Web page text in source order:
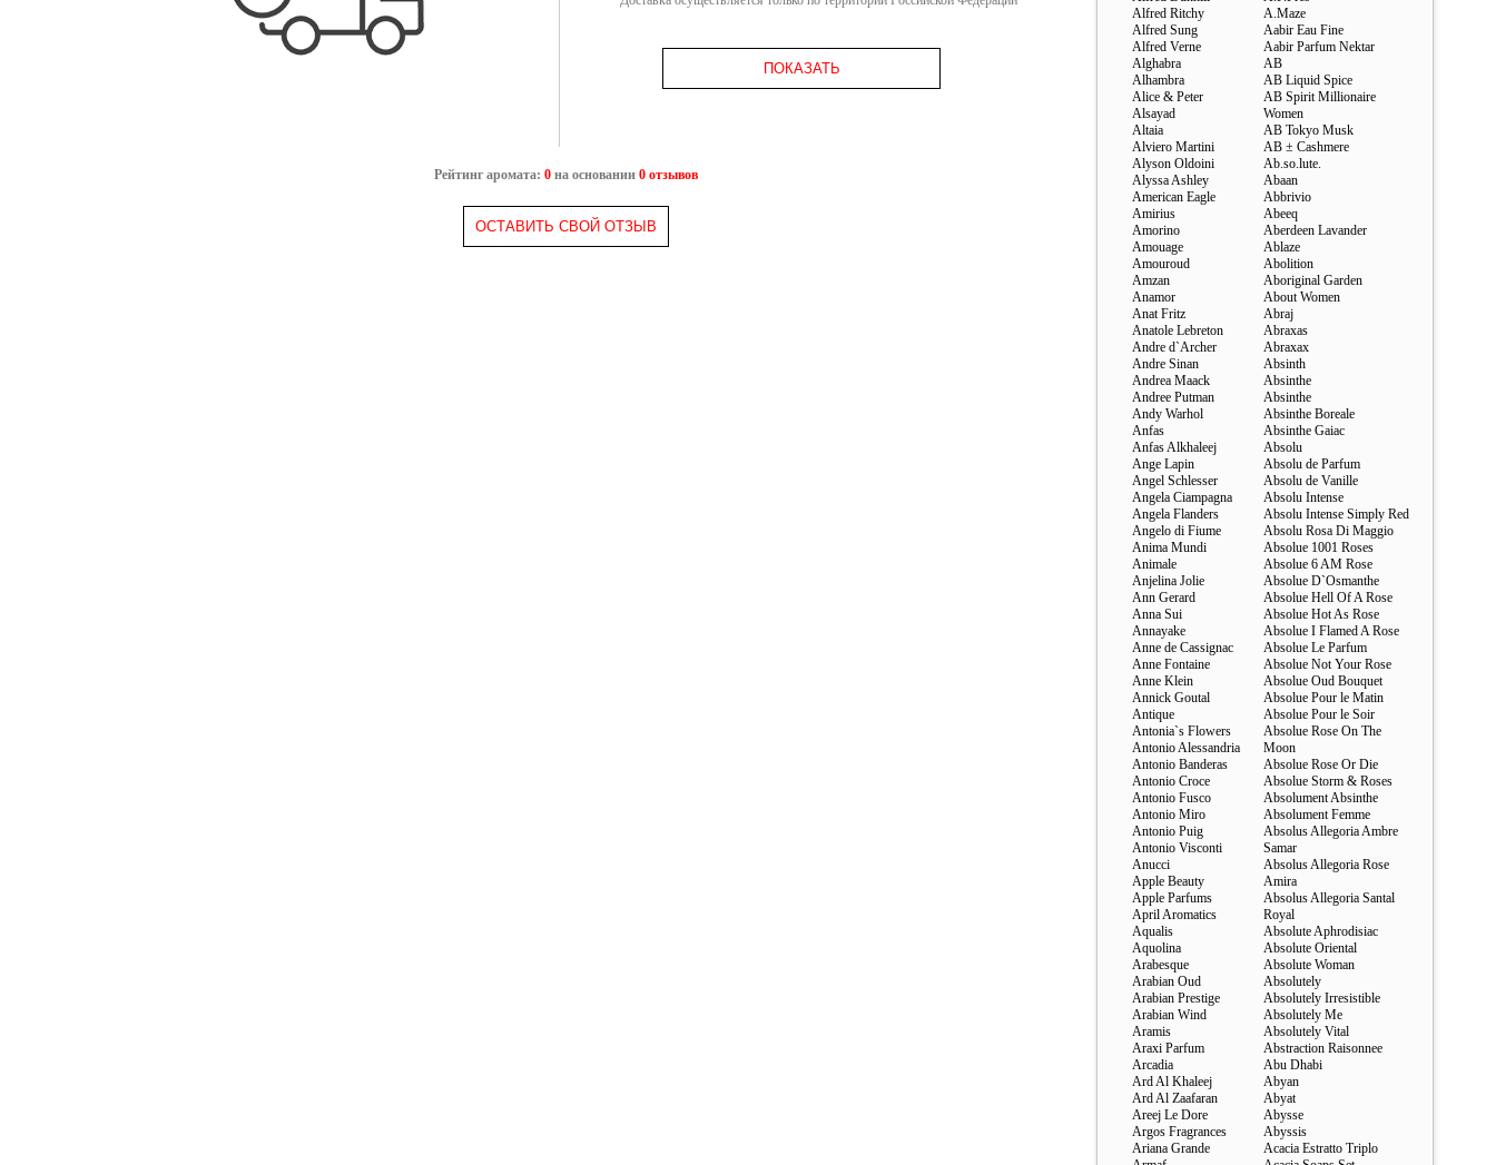
ПОКАЗАТЬ
Рейтинг аромата: 0на основании 0 отзывов
ОСТАВИТЬ СВОЙ ОТЗЫВ
Alfred Ritchy
Alfred Sung
Alfred Verne
Alghabra
Alhambra
Alice & Peter
Alsayad
Altaia
Alviero Martini
Alyson Oldoini
Alyssa Ashley
American Eagle
Amirius
Amorino
Amouage
Amouroud
Amzan
Anamor
Anat Fritz
Anatole Lebreton
Andre d`Archer
Andre Sinan
Andrea Maack
Andree Putman
Andy Warhol
Anfas
Anfas Alkhaleej
Ange Lapin
Angel Schlesser
Angela Ciampagna
Angela Flanders
Angelo di Fiume
Anima Mundi
Animale
Anjelina Jolie
Ann Gerard
Anna Sui
Annayake
Anne de Cassignac
Anne Fontaine
Anne Klein
Annick Goutal
Antique
Antonia`s Flowers
Antonio Alessandria
Antonio Banderas
Antonio Croce
Antonio Fusco
Antonio Miro
Antonio Puig
Antonio Visconti
Anucci
Apple Beauty
Apple Parfums
April Aromatics
Aqualis
Aquolina
Arabesque
Arabian Oud
Arabian Prestige
Arabian Wind
Aramis
Araxi Parfum
Arcadia
Ard Al Khaleej
Ard Al Zaafaran
Areej Le Dore
Argos Fragrances
Ariana Grande
A.Maze
Aabir Eau Fine
Aabir Parfum Nektar
AB
AB Liquid Spice
AB Spirit Millionaire
Women
AB Tokyo Musk
AB ± Cashmere
Ab.so.lute.
Abaan
Abbrivio
Abeeq
Aberdeen Lavander
Ablaze
Abolition
Aboriginal Garden
About Women
Abraj
Abraxas
Abraxax
Absinth
Absinthe
Absinthe
Absinthe Boreale
Absinthe Gaiac
Absolu
Absolu de Parfum
Absolu de Vanille
Absolu Intense
Absolu Intense Simply Red
Absolu Rosa Di Maggio
Absolue 1001 Roses
Absolue 6 AM Rose
Absolue D`Osmanthe
Absolue Hell Of A Rose
Absolue Hot As Rose
Absolue I Flamed A Rose
Absolue Le Parfum
Absolue Not Your Rose
Absolue Oud Bouquet
Absolue Pour le Matin
Absolue Pour le Soir
Absolue Rose On The
Moon
Absolue Rose Or Die
Absolue Storm & Roses
Absolument Absinthe
Absolument Femme
Absolus Allegoria Ambre
Samar
Absolus Allegoria Rose
Amira
Absolus Allegoria Santal
Royal
Absolute Aphrodisiac
Absolute Oriental
Absolute Woman
Absolutely
Absolutely Irresistible
Absolutely Me
Absolutely Vital
Abstraction Raisonnee
Abu Dhabi
Abyan
Abyat
Abysse
Abyssis
Acacia Estratto Triplo